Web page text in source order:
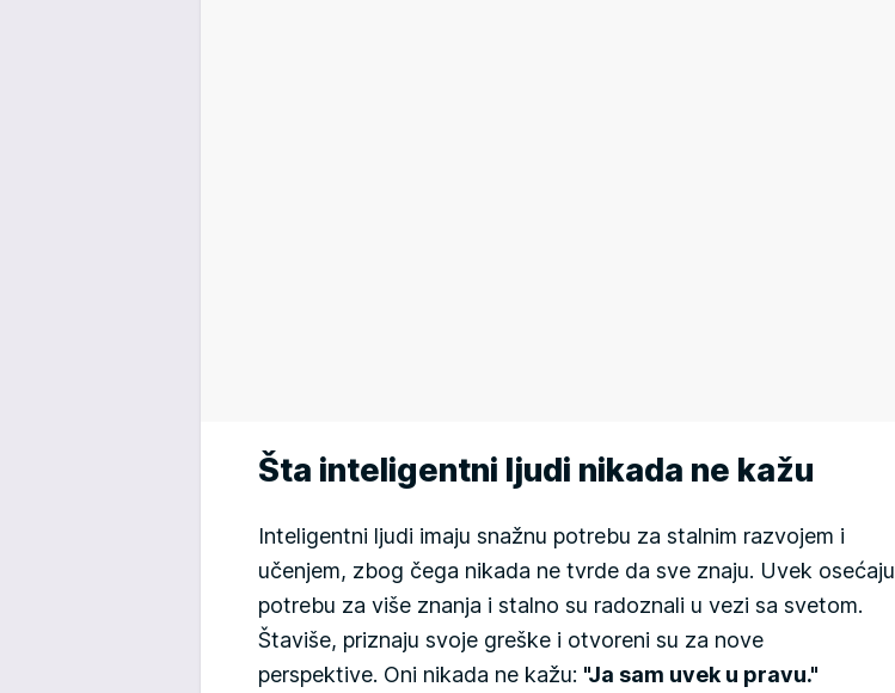
Šta inteligentni ljudi nikada ne kažu
Inteligentni ljudi imaju snažnu potrebu za stalnim razvojem i
učenjem, zbog čega nikada ne tvrde da sve znaju. Uvek osećaju
potrebu za više znanja i stalno su radoznali u vezi sa svetom.
Štaviše, priznaju svoje greške i otvoreni su za nove
perspektive. Oni nikada ne kažu: "Ja sam uvek u pravu."